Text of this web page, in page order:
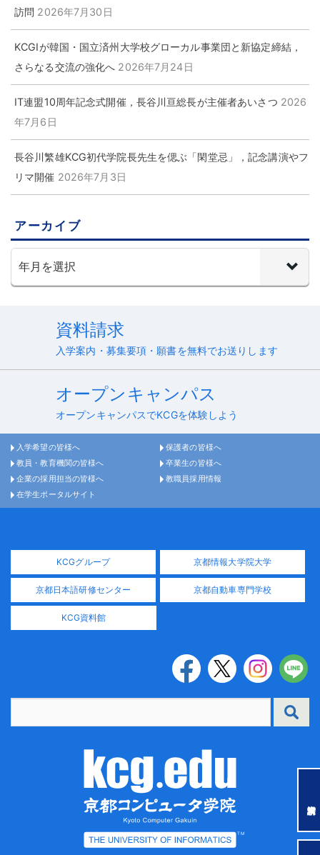
訪問 2026年7月30日
KCGIが韓国・国立済州大学校グローカル事業団と新協定締結，
さらなる交流の強化へ 2026年7月24日
IT連盟10周年記念式開催，長谷川亘総長が主催者あいさつ 2026
年7月6日
長谷川繁雄KCG初代学院長先生を偲ぶ「閑堂忌」，記念講演やフ
リマ開催 2026年7月3日
アーカイブ
資料請求
入学案内・募集要項・願書を無料でお送りします
オープンキャンパス
オープンキャンパスでKCGを体験しよう
入学希望の皆様へ
保護者の皆様へ
教員・教育機関の皆様へ
卒業生の皆様へ
企業の採用担当の皆様へ
教職員採用情報
在学生ポータルサイト
KCGグループ 京都情報大学院大学
京都日本語研修センター 京都自動車専門学校
KCG資料館
TM